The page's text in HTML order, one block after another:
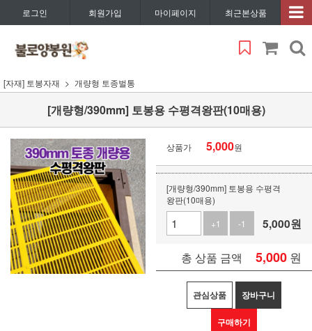
로그인 회원가입 마이페이지 최근본상품
[자재] 토봉자재 개량형 토종벌통
[개량형/390mm] 토봉용 수평격왕판(10매용)
상품가 5,000원
[개량형/390mm] 토봉용 수평격
왕판(10매용)
+1
-1 5,000원
총 상품 금액 5,000 원
관심상품 장바구니
구매하기